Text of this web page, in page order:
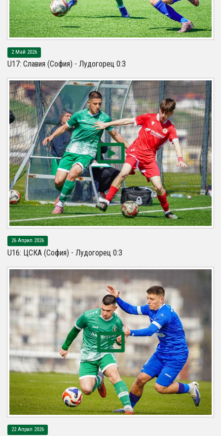
2 Май 2026
U17: Славия (София) - Лудогорец 0:3
26 Април 2026
U16: ЦСКА (София) - Лудогорец 0:3
22 Април 2026